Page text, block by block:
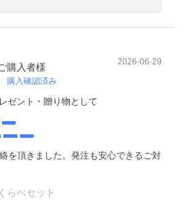
購入者様
購入確認済み
2026-06-29
ゼント・贈り物として
を頂きました。発注も安心できるご対
らべセット